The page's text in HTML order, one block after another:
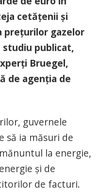
cetăţenii şi
preţurilor gazelor
publicat,
Bruegel,
de agenția de
guvernele
să ia măsuri de
la energie,
şi de
de facturi.